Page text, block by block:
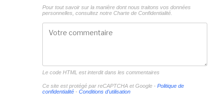
Pour tout savoir sur la manière dont nous traitons vos données
personnelles, consultez notre Charte de Confidentialité.
Le code HTML est interdit dans les commentaires
Ce site est protégé par reCAPTCHA et Google - Politique de
confidentialité- Conditions d'utilisation